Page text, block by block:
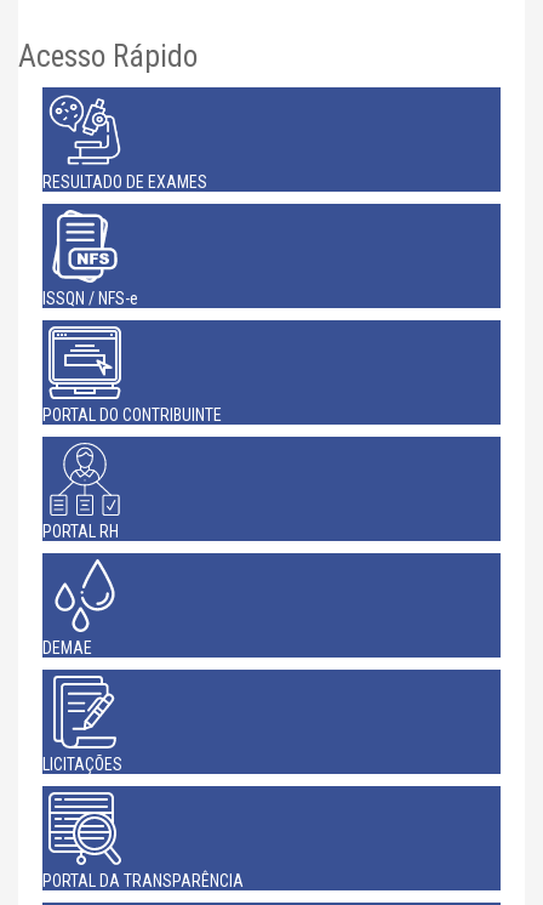
Acesso Rápido
RESULTADO DE EXAMES
ISSQN / NFS-e
PORTAL DO CONTRIBUINTE
PORTAL RH
DEMAE
LICITAÇÕES
PORTAL DA TRANSPARÊNCIA